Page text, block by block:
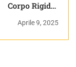
Corpo Rigido |
Fisica Generale
Aprile 9, 2025